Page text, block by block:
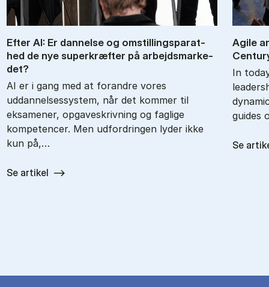
Ef­ter AI: Er dan­nel­se og om­stil­lings­pa­rat­
hed de nye su­per­kræf­ter på ar­bejds­mar­ke­
det?
AI er i gang med at forandre vores
uddannelsessystem, når det kommer til
eksamener, opgaveskrivning og faglige
kompetencer. Men udfordringen lyder ikke
kun på,…
Se artikel
Agile
In
guides
Se